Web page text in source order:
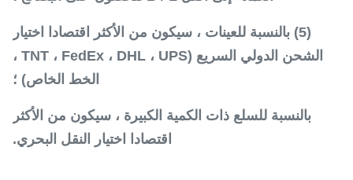
(5) بالنسبة للعينات ، سيكون من الأكثر اقتصادا اختيار
الشحن الدولي السريع (TNT ، FedEx ، DHL ، UPS ،
الخط الخاص) ؛
بالنسبة للسلع ذات الكمية الكبيرة ، سيكون من الأكثر
اقتصادا اختيار النقل البحري.